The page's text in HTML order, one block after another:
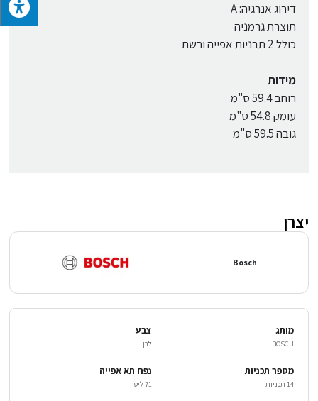
דירוג אנרגיה: A
תוצרת גרמניה
כולל 2 תבניות אפייה ורשת
מידות
רוחב 59.4 ס"מ
עומק 54.8 ס"מ
גובה 59.5 ס"מ
יצרן
Bosch
מותג
BOSCH
צבע
לבן
מספר תכניות
14 תכניות
נפח תא אפייה
71 ליטר